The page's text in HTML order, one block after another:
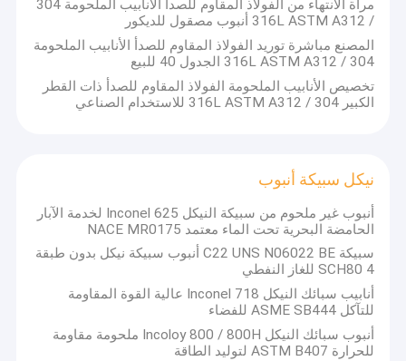
مرآة الانتهاء من الفولاذ المقاوم للصدأ الأنابيب الملحومة 304
/ 316L ASTM A312 أنبوب مصقول للديكور
المصنع مباشرة توريد الفولاذ المقاوم للصدأ الأنابيب الملحومة
304 / 316L ASTM A312 الجدول 40 للبيع
تخصيص الأنابيب الملحومة الفولاذ المقاوم للصدأ ذات القطر
الكبير 304 / 316L ASTM A312 للاستخدام الصناعي
نيكل سبيكة أنبوب
أنبوب غير ملحوم من سبيكة النيكل Inconel 625 لخدمة الآبار
الحامضة البحرية تحت الماء معتمد NACE MR0175
سبيكة C22 UNS N06022 BE أنبوب سبيكة نيكل بدون طبقة
4 SCH80 للغاز النفطي
أنابيب سبائك النيكل Inconel 718 عالية القوة المقاومة
للتآكل ASME SB444 للفضاء
أنبوب سبائك النيكل Incoloy 800 / 800H ملحومة مقاومة
للحرارة ASTM B407 لتوليد الطاقة
وذلك باستخدام التكنولوجيا المتقدمة لإدارة سلسلة التوريد لخدمة للعملاء
مع منتجات ذات جودة أعلى وأكثر قدرة على المنافسة.
، نحن بصدق الرد على استفسارك ، والصدق في انتظار زيارتك ونتمنى
أن نتعاون معكم في أي وقت.نرحب بجميع العملاء في الاتصال بنا
للحصول على مزيد من المعلومات. نحن نؤكد لكم ، من خلال معرفتنا
وخبرتنا التقنية ، أن شركتنا ستكون واحدة من شركاء عملك المستقلين
والمستمر في الصين.